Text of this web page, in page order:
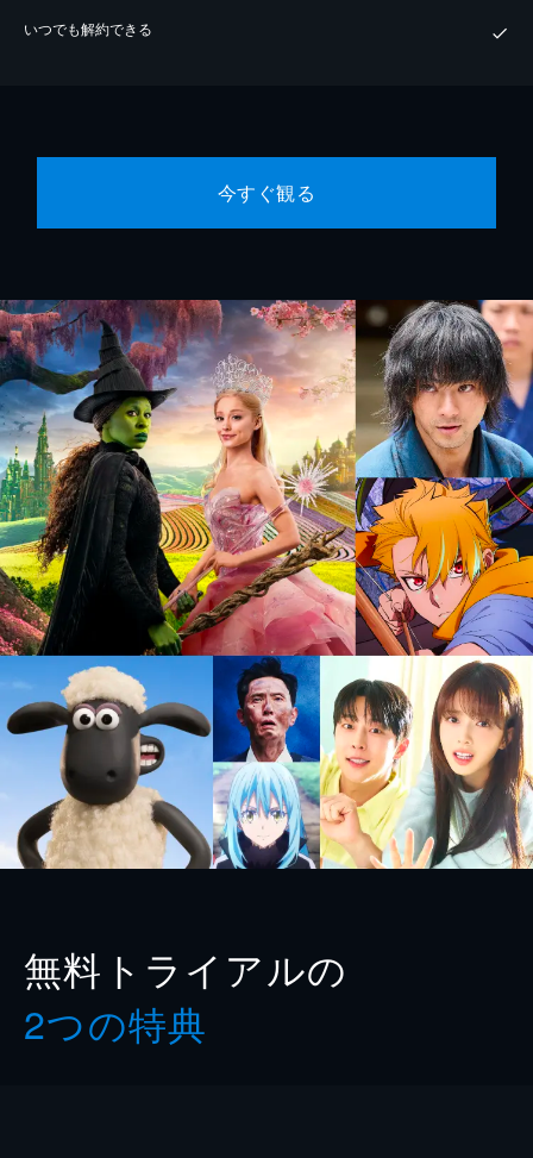
いつでも解約できる
今すぐ観る
無料トライアルの
2つの特典